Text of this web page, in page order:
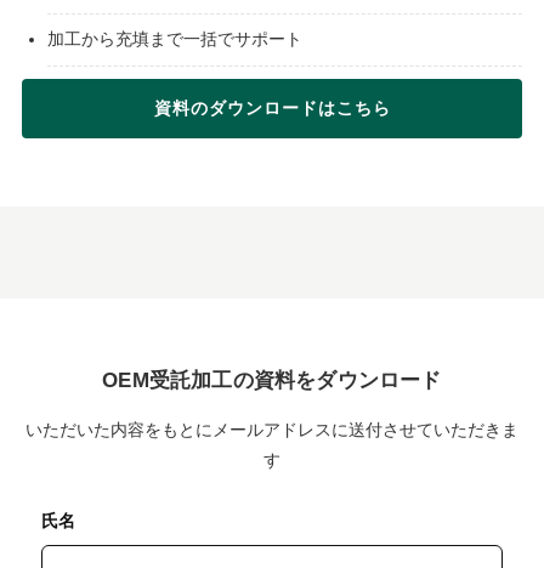
加工から充填まで一括でサポート
資料のダウンロードはこちら
OEM受託加工の資料をダウンロード
いただいた内容をもとにメールアドレスに送付させていただきま
す
氏名